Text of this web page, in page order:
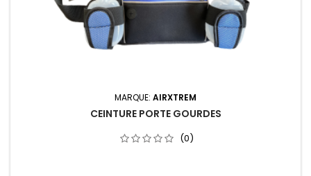
MARQUE: AIRXTREM
CEINTURE PORTE GOURDES
(0)